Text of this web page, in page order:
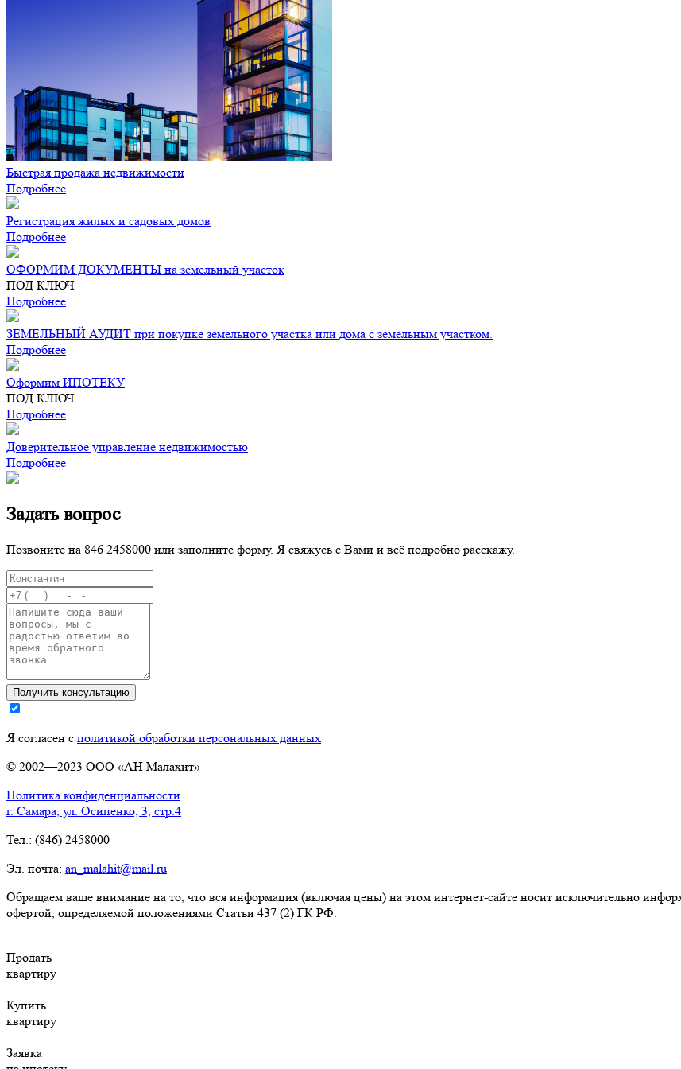
Быстрая продажа недвижимости
Подробнее
Регистрация жилых и садовых домов
Подробнее
ОФОРМИМ ДОКУМЕНТЫ на земельный участок
ПОД КЛЮЧ
Подробнее
ЗЕМЕЛЬНЫЙ АУДИТ при покупке земельного участка или дома с земельным участком.
Подробнее
Оформим ИПОТЕКУ
ПОД КЛЮЧ
Подробнее
Доверительное управление недвижимостью
Подробнее
Задать вопрос
Позвоните на 846 2458000 или заполните форму. Я свяжусь с Вами и всё подробно расскажу.
Я согласен с политикой обработки персональных данных
© 2002—2023 ООО «АН Малахит»
Политика конфиденциальности
г. Самара, ул. Осипенко, 3, стр.4
Тел.: (846) 2458000
Эл. почта: an_malahit@mail.ru
Обращаем ваше внимание на то, что вся информация (включая цены) на этом интернет-сайте носит исключительно
офертой, определяемой положениями Статьи 437 (2) ГК РФ.
Продать
квартиру
Купить
квартиру
Заявка